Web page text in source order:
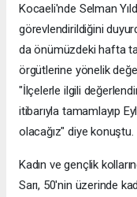
Kocaeli'nde Selman
görevlendirildiğini
da önümüzdeki hafta
örgütlerine yönelik
"İlçelerle ilgili
itibarıyla tamamlayıp
olacağız" diye konuştu.
Kadın ve gençlik
Sarı, 50'nin üzerinde